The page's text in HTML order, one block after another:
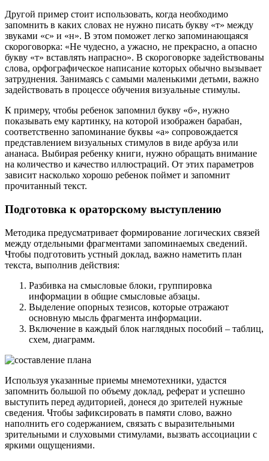
Другой пример стоит использовать, когда необходимо
запомнить в каких словах не нужно писать букву «т» между
звуками «с» и «н». В этом поможет легко запоминающаяся
скороговорка: «Не чудесно, а ужасно, не прекрасно, а опасно
букву «т» вставлять напрасно». В скороговорке задействованы
слова, орфографическое написание которых обычно вызывает
затруднения. Занимаясь с самыми маленькими детьми, важно
задействовать в процессе обучения визуальные стимулы.
К примеру, чтобы ребенок запомнил букву «б», нужно
показывать ему картинку, на которой изображен барабан,
соответственно запоминание буквы «а» сопровождается
представлением визуальных стимулов в виде арбуза или
ананаса. Выбирая ребенку книги, нужно обращать внимание
на количество и качество иллюстраций. От этих параметров
зависит насколько хорошо ребенок поймет и запомнит
прочитанный текст.
Подготовка к ораторскому выступлению
Методика предусматривает формирование логических связей
между отдельными фрагментами запоминаемых сведений.
Чтобы подготовить устный доклад, важно наметить план
текста, выполнив действия:
Разбивка на смысловые блоки, группировка
информации в общие смысловые абзацы.
Выделение опорных тезисов, которые отражают
основную мысль фрагмента информации.
Включение в каждый блок наглядных пособий – таблиц,
схем, диаграмм.
Используя указанные приемы мнемотехники, удастся
запомнить большой по объему доклад, реферат и успешно
выступить перед аудиторией, донеся до зрителей нужные
сведения. Чтобы зафиксировать в памяти слово, важно
наполнить его содержанием, связать с выразительными
зрительными и слуховыми стимулами, вызвать ассоциации с
яркими ощущениями.